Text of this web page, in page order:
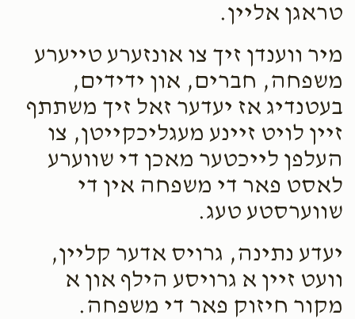
טראגן אליין.
מיר ווענדן זיך צו אונזערע טייערע
משפחה, חברים, און ידידים,
בעטנדיג אז יעדער זאל זיך משתתף
זיין לויט זיינע מעגליכקייטן, צו
העלפן לייכטער מאכן די שווערע
לאסט פאר די משפחה אין די
שווערסטע טעג.
יעדע נתינה, גרויס אדער קליין,
וועט זיין א גרויסע הילף און א
מקור חיזוק פאר די משפחה.